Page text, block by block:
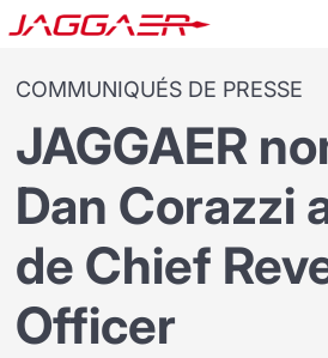
COMMUNIQUÉS DE PRESSE
JAGGAER
Dan Corazzi
de Chief
Officer